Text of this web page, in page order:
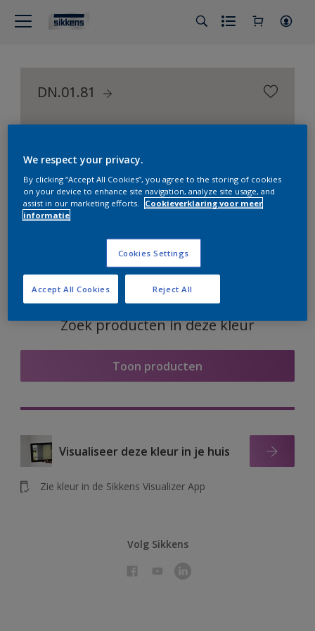
DN.01.81
Color Selection Greys
Zoek producten in deze kleur
Toon producten
Visualiseer deze kleur in je huis
Zie kleur in de Sikkens Visualizer App
Volg Sikkens
We respect your privacy.
By clicking “Accept All Cookies”, you agree to the storing of cookies
on your device to enhance site navigation, analyze site usage, and
assist in our marketing efforts.
Cookieverklaring voor meer
informatie
Cookies Settings
Reject All
Accept All Cookies